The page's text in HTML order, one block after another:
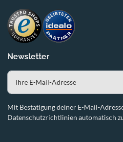
Newsletter
Mit Bestätigung deiner E-Mail-
Datenschutzrichtlinien automatisch